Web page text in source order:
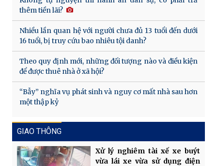
thêm tiền lãi?
Nhiều lần quan hệ với người chưa đủ 13 tuổi đến dưới
16 tuổi, bị truy cứu bao nhiêu tội danh?
Theo quy định mới, những đối tượng nào và điều kiện
để được thuê nhà ở xã hội?
“Bẫy” nghĩa vụ phát sinh và nguy cơ mất nhà sau hơn
một thập kỷ
GIAO THÔNG
Xử lý nghiêm tài xế xe buýt
vừa lái xe vừa sử dụng điện